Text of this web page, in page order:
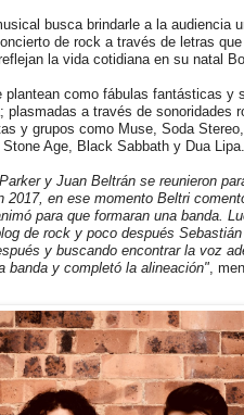
busca brindarle a la audiencia
de rock a través de letras
la vida cotidiana en su natal
como fábulas fantásticas y
a través de sonoridades
y grupos como Muse, Soda
Stone Age, Black Sabbath y Dua Lipa.
y Juan Beltrán se reunieron
2017, en ese momento Beltri
para que formaran una banda.
de rock y poco después
y buscando encontrar la voz
banda y completó la alineación",